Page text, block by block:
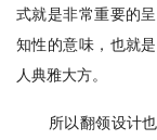
式就是非常重要的
知性的意味，也就
人典雅大方。
所以翻领设计